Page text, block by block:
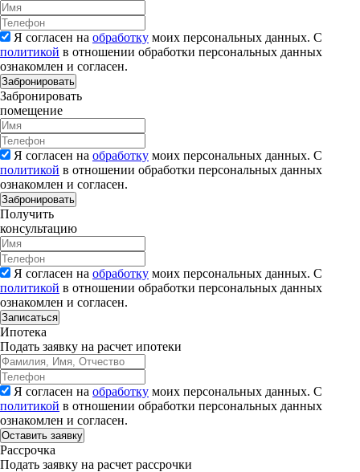
Я согласен на обработку моих персональных данных. С
политикой в отношении обработки персональных данных
ознакомлен и согласен.
Забронировать
Забронировать
помещение
Я согласен на обработку моих персональных данных. С
политикой в отношении обработки персональных данных
ознакомлен и согласен.
Забронировать
Получить
консультацию
Я согласен на обработку моих персональных данных. С
политикой в отношении обработки персональных данных
ознакомлен и согласен.
Записаться
Ипотека
Подать заявку на расчет ипотеки
Я согласен на обработку моих персональных данных. С
политикой в отношении обработки персональных данных
ознакомлен и согласен.
Рассрочка
Подать заявку на расчет рассрочки